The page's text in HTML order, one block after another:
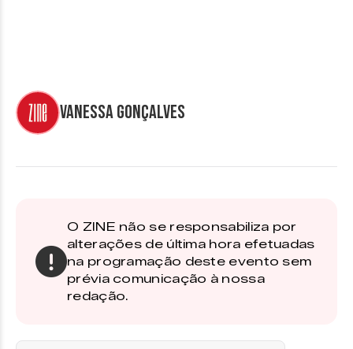
Vanessa Gonçalves
O ZINE não se responsabiliza por
alterações de última hora efetuadas
na programação deste evento sem
prévia comunicação à nossa
redação.